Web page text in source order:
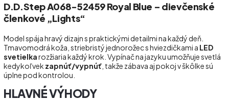
D.D.Step A068-52459 Royal Blue – dievčenské
členkové „Lights“
Model spája hravý dizajn s praktickými detailmi na každý deň.
Tmavomodrá koža, striebristý jednorožec s hviezdičkami a LED
svetielkarozžiaria každý krok. Vypínač na jazyku umožňuje svetlá
kedykoľvek zapnúť/vypnúť , takže zábava aj pokoj v škôlke sú
úplne pod kontrolou.
HLAVNÉ VÝHODY